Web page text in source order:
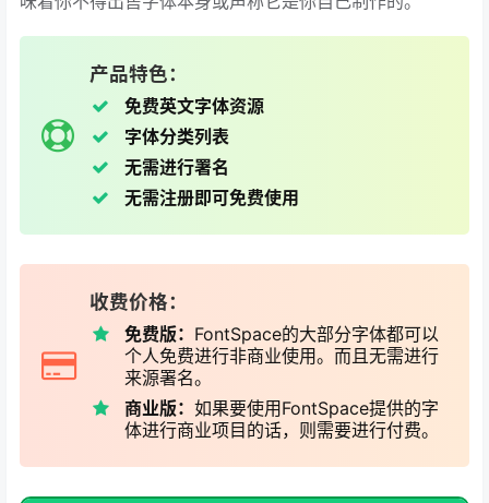
产品特色：
免费英文字体资源
字体分类列表
无需进行署名
无需注册即可免费使用
收费价格：
免费版： FontSpace的大部分字体都可以
个人免费进行非商业使用。而且无需进行
来源署名。
商业版： 如果要使用FontSpace提供的字
体进行商业项目的话，则需要进行付费。